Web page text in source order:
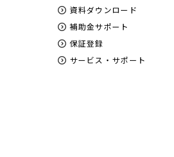
資料ダウンロード
補助金サポート
保証登録
サービス・サポート